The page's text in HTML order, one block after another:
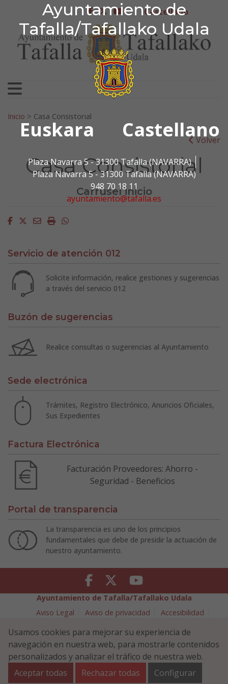
Ayuntamiento de
Tafalla/Tafallako Udala
Euskara Castellano
Plaza Navarra 5 - 31300 Tafalla (NAVARRA)
Plaza Navarra 5 - 31300 Tafalla (NAVARRA)
948 70 18 11
ayuntamiento@tafalla.es
Ir al contenido
Ayuntamiento de
facebook
twitter
youtubeCastellano
Search for:
Inicio > Casa Consistorial
Volver
Casa Consistorial
Carrusel inicio
Facebook
Twitter
EmailImprimirWhatsapp
Servicio de atención 012
Solicite información, realice gestiones y sugerencias
a través del servicio 012
Buzón de sugerencias
Realice consultas o sugerencias al Ayuntamiento
Sede electrónica
Trámites, Registro Electrónico, Anuncios Oficiales,
Sus Expedientes
Factura Electrónica
Facturación Proveedores: Ahorro -
Seguridad - Beneficios
Portal de transparencia
La transparencia es uno de los principios
fundamentales que debe de presidir la actuación de
nuestro ayuntamiento.
Facebook Twitter Youtube
Ayuntamiento de Tafalla/Tafallako Udala
Aviso Legal
Aviso de privacidad
Accesibilidad
Política de Seguridad de la Información
Plaza Navarra 5 - 31300 Tafalla (NAVARRA)
948 70 18 11
ayuntamiento@tafalla.es
Usamos cookies para mejorar su experiencia de
navegación en nuestra web, para mostrarle contenidos
personalizados y analizar el tráfico de nuestra web.
Aceptar todas
Rechazar todas Configurar